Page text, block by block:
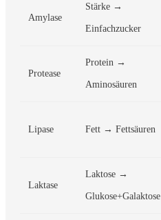
Amylase
Stärke →
Einfachzucker
Protease
Protein →
Aminosäuren
Lipase Fett → Fettsäuren
Laktase
Laktose →
Glukose+Galaktose